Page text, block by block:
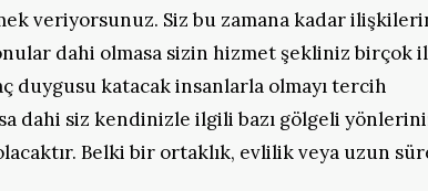
veriyorsunuz. Siz bu zamana kadar
dahi olmasa sizin hizmet şekliniz birçok
duygusu katacak insanlarla olmayı tercih
dahi siz kendinizle ilgili bazı gölgeli
Belki bir ortaklık, evlilik veya uzun